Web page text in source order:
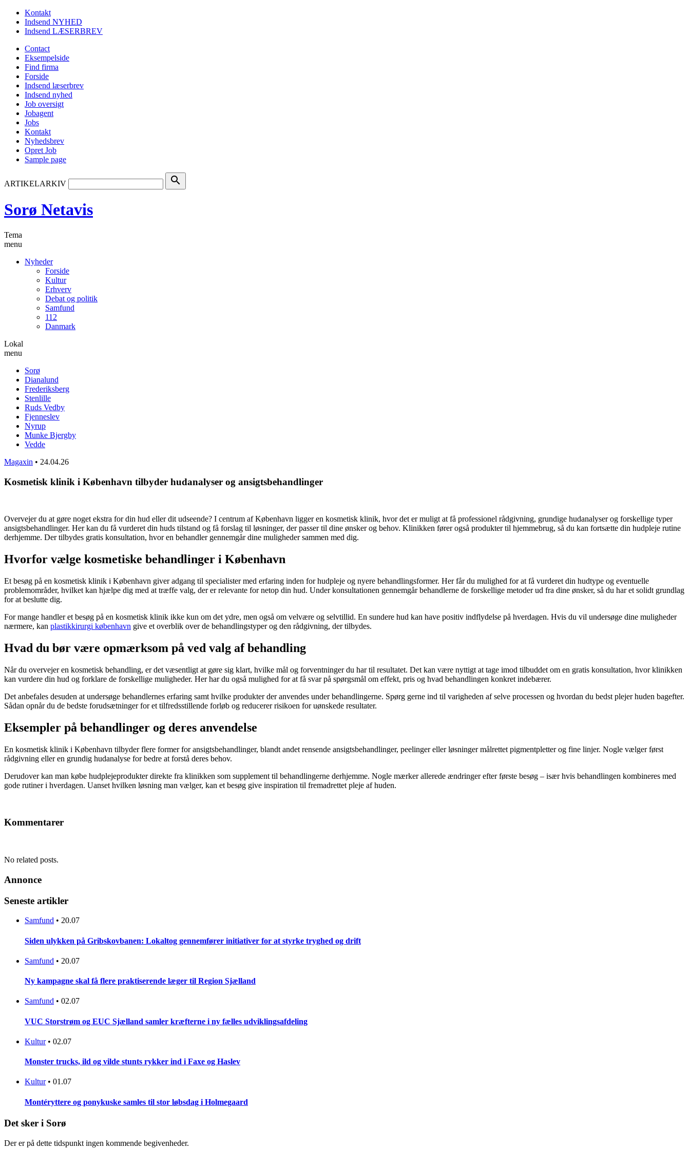
Kontakt
Indsend NYHED
Indsend LÆSERBREV
Contact
Eksempelside
Find firma
Forside
Indsend læserbrev
Indsend nyhed
Job oversigt
Jobagent
Jobs
Kontakt
Nyhedsbrev
Opret Job
Sample page
ARTIKELARKIV search
Sorø Netavis
Tema
menu
Nyheder
Forside
Kultur
Erhverv
Debat og politik
Samfund
112
Danmark
Lokal
menu
Sorø
Dianalund
Frederiksberg
Stenlille
Ruds Vedby
Fjenneslev
Nyrup
Munke Bjergby
Vedde
Magaxin • 24.04.26
Kosmetisk klinik i København tilbyder hudanalyser og ansigtsbehandlinger
Overvejer du at gøre noget ekstra for din hud eller dit udseende? I centrum af København ligger en kosmetisk klinik, hvor det er muligt at få professionel rådgivning, grundige hudanalyser og forskellige typer
ansigtsbehandlinger. Her kan du få vurderet din huds tilstand og få forslag til løsninger, der passer til dine ønsker og behov. Klinikken fører også produkter til hjemmebrug, så du kan fortsætte din hudpleje rutine
derhjemme. Der tilbydes gratis konsultation, hvor en behandler gennemgår dine muligheder sammen med dig.
Hvorfor vælge kosmetiske behandlinger i København
Et besøg på en kosmetisk klinik i København giver adgang til specialister med erfaring inden for hudpleje og nyere behandlingsformer. Her får du mulighed for at få vurderet din hudtype og eventuelle
problemområder, hvilket kan hjælpe dig med at træffe valg, der er relevante for netop din hud. Under konsultationen gennemgår behandlerne de forskellige metoder ud fra dine ønsker, så du har et solidt grundlag
for at beslutte dig.
For mange handler et besøg på en kosmetisk klinik ikke kun om det ydre, men også om velvære og selvtillid. En sundere hud kan have positiv indflydelse på hverdagen. Hvis du vil undersøge dine muligheder
nærmere, kan plastikkirurgi københavn give et overblik over de behandlingstyper og den rådgivning, der tilbydes.
Hvad du bør være opmærksom på ved valg af behandling
Når du overvejer en kosmetisk behandling, er det væsentligt at gøre sig klart, hvilke mål og forventninger du har til resultatet. Det kan være nyttigt at tage imod tilbuddet om en gratis konsultation, hvor klinikken
kan vurdere din hud og forklare de forskellige muligheder. Her har du også mulighed for at få svar på spørgsmål om effekt, pris og hvad behandlingen konkret indebærer.
Det anbefales desuden at undersøge behandlernes erfaring samt hvilke produkter der anvendes under behandlingerne. Spørg gerne ind til varigheden af selve processen og hvordan du bedst plejer huden bagefter.
Sådan opnår du de bedste forudsætninger for et tilfredsstillende forløb og reducerer risikoen for uønskede resultater.
Eksempler på behandlinger og deres anvendelse
En kosmetisk klinik i København tilbyder flere former for ansigtsbehandlinger, blandt andet rensende ansigtsbehandlinger, peelinger eller løsninger målrettet pigmentpletter og fine linjer. Nogle vælger først
rådgivning eller en grundig hudanalyse for bedre at forstå deres behov.
Derudover kan man købe hudplejeprodukter direkte fra klinikken som supplement til behandlingerne derhjemme. Nogle mærker allerede ændringer efter første besøg – især hvis behandlingen kombineres med
gode rutiner i hverdagen. Uanset hvilken løsning man vælger, kan et besøg give inspiration til fremadrettet pleje af huden.
Kommentarer
No related posts.
Annonce
Seneste artikler
Samfund • 20.07
Siden ulykken på Gribskovbanen: Lokaltog gennemfører initiativer for at styrke tryghed og drift
Samfund • 20.07
Ny kampagne skal få flere praktiserende læger til Region Sjælland
Samfund • 02.07
VUC Storstrøm og EUC Sjælland samler kræfterne i ny fælles udviklingsafdeling
Kultur • 02.07
Monster trucks, ild og vilde stunts rykker ind i Faxe og Haslev
Kultur • 01.07
Montéryttere og ponykuske samles til stor løbsdag i Holmegaard
Det sker i Sorø
Der er på dette tidspunkt ingen kommende begivenheder.